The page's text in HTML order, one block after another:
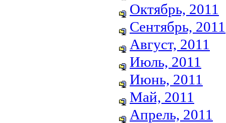
Октябрь, 2011
Сентябрь, 2011
Август, 2011
Июль, 2011
Июнь, 2011
Май, 2011
Апрель, 2011